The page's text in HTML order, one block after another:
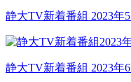
静大TV新着番組 2023年5
静大TV新着番組 2023年6